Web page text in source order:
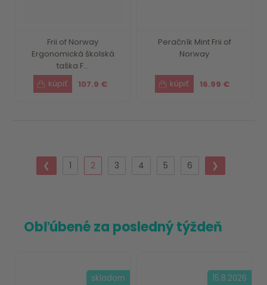
Frii of Norway
Ergonomická školská
taška F...
107.9 €
Peračník Mint Frii of
Norway
16.99 €
❮ 1 2 3 4 5 6 ❯
Obľúbené za posledný týždeň
skladom 15.8.2026